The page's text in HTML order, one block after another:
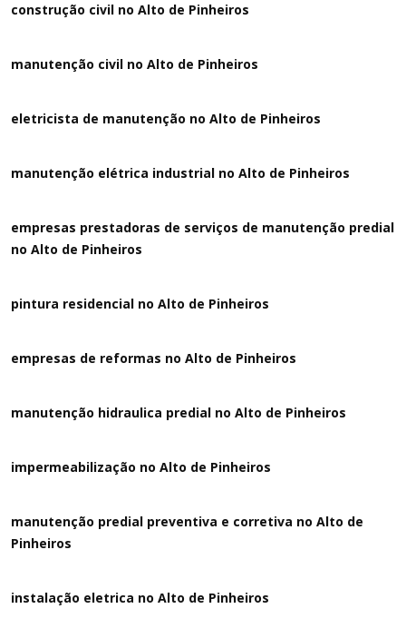
construção civil no Alto de Pinheiros
manutenção civil no Alto de Pinheiros
eletricista de manutenção no Alto de Pinheiros
manutenção elétrica industrial no Alto de Pinheiros
empresas prestadoras de serviços de manutenção predial
no Alto de Pinheiros
pintura residencial no Alto de Pinheiros
empresas de reformas no Alto de Pinheiros
manutenção hidraulica predial no Alto de Pinheiros
impermeabilização no Alto de Pinheiros
manutenção predial preventiva e corretiva no Alto de
Pinheiros
instalação eletrica no Alto de Pinheiros